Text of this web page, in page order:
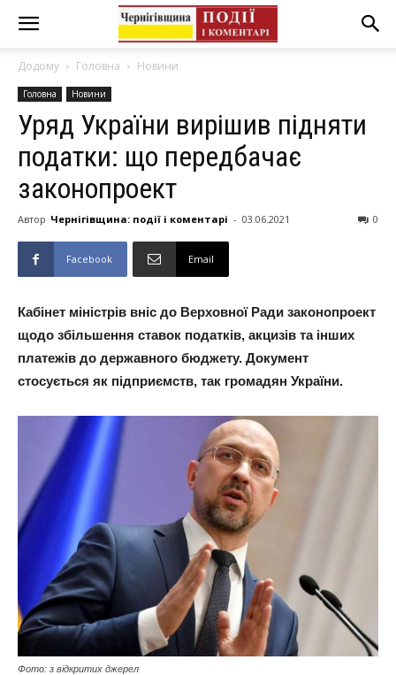
Додому Головна Новини
Головна Новини
Уряд України вирішив підняти
податки: що передбачає
законопроект
Автор Чернігівщина: події і коментарі - 03.06.2021 0
Facebook Email
Кабінет міністрів вніс до Верховної Ради законопроект
щодо збільшення ставок податків, акцизів та інших
платежів до державного бюджету. Документ
стосується як підприємств, так громадян України.
Фото: з відкритих джерел